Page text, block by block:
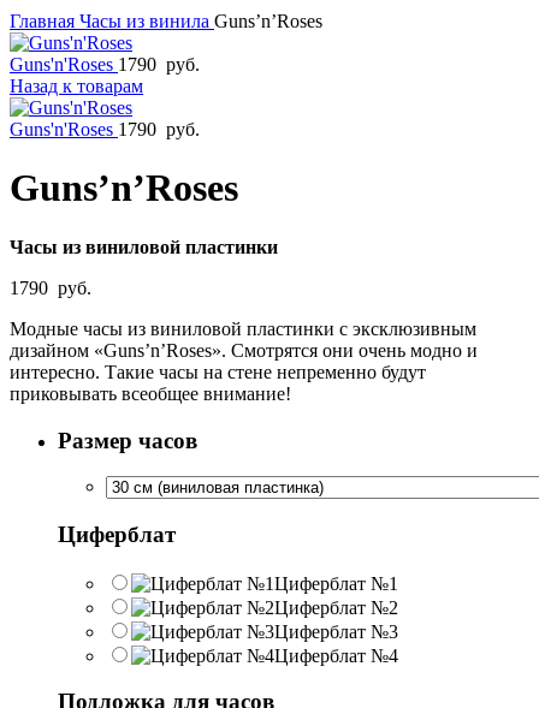
Главная Часы из винила Guns’n’Roses
Guns'n'Roses 1790 руб.
Назад к товарам
Guns'n'Roses 1790 руб.
Guns’n’Roses
Часы из виниловой пластинки
1790 руб.
Модные часы из виниловой пластинки с эксклюзивным
дизайном «Guns’n’Roses». Смотрятся они очень модно и
интересно. Такие часы на стене непременно будут
приковывать всеобщее внимание!
Размер часов
Циферблат
Циферблат №1
Циферблат №2
Циферблат №3
Циферблат №4
Подложка для часов